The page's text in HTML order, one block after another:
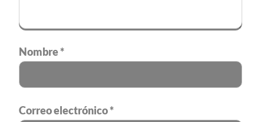
Nombre*
Correo electrónico*